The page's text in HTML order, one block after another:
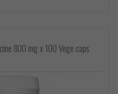
800 mg x 100 Vege caps